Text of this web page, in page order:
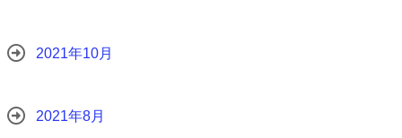
2021年10月
2021年8月